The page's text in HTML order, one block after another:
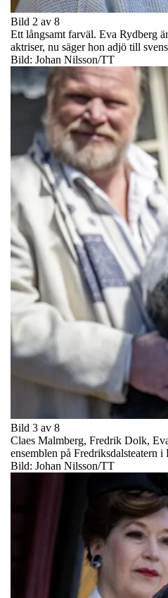
Bild 2 av 8
Ett långsamt farväl. Eva Rydberg
aktriser, nu säger hon adjö till
Bild: Johan Nilsson/TT
Bild 3 av 8
Claes Malmberg, Fredrik Dolk,
ensemblen på Fredriksdalsteatern i
Bild: Johan Nilsson/TT